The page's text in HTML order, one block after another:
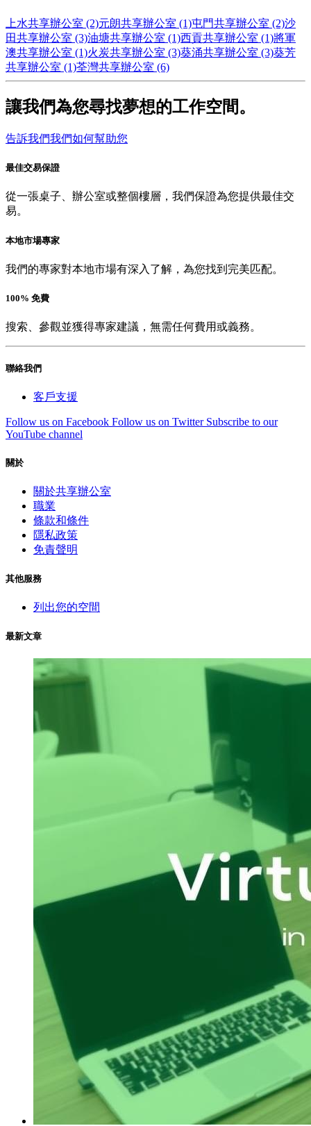
上水共享辦公室 (2)元朗共享辦公室 (1)屯門共享辦公室 (2)沙
田共享辦公室 (3)油塘共享辦公室 (1)西貢共享辦公室 (1)將軍
澳共享辦公室 (1)火炭共享辦公室 (3)葵涌共享辦公室 (3)葵芳
共享辦公室 (1)荃灣共享辦公室 (6)
讓我們為您尋找夢想的工作空間。
告訴我們我們如何幫助您
最佳交易保證
從一張桌子、辦公室或整個樓層，我們保證為您提供最佳交
易。
本地市場專家
我們的專家對本地市場有深入了解，為您找到完美匹配。
100% 免費
搜索、參觀並獲得專家建議，無需任何費用或義務。
聯絡我們
客戶支援
Follow us on Facebook Follow us on Twitter Subscribe to our
YouTube channel
關於
關於共享辦公室
職業
條款和條件
隱私政策
免責聲明
其他服務
列出您的空間
最新文章